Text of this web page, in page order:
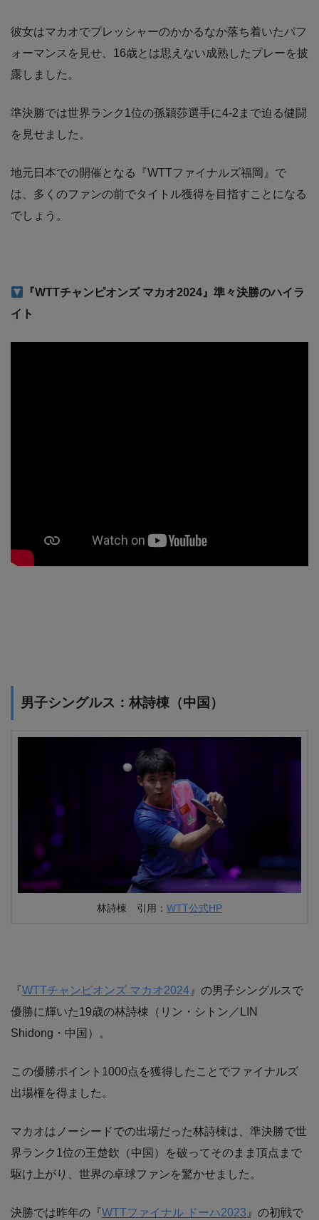
彼女はマカオでプレッシャーのかかるなか落ち着いたパフ
ォーマンスを見せ、16歳とは思えない成熟したプレーを披
露しました。
準決勝では世界ランク1位の孫穎莎選手に4-2まで迫る健闘
を見せました。
地元日本での開催となる『WTTファイナルズ福岡』で
は、多くのファンの前でタイトル獲得を目指すことになる
でしょう。
『WTTチャンピオンズ マカオ2024』準々決勝のハイラ
イト
男子シングルス：林詩棟（中国）
林詩棟 引用： WTT公式HP
『 WTTチャンピオンズ マカオ2024』の男子シングルスで
優勝に輝いた19歳の林詩棟（リン・シトン／LIN
Shidong・中国）。
この優勝ポイント1000点を獲得したことでファイナルズ
出場権を得ました。
マカオはノーシードでの出場だった林詩棟は、準決勝で世
界ランク1位の王楚欽（中国）を破ってそのまま頂点まで
駆け上がり、世界の卓球ファンを驚かせました。
決勝では昨年の『 WTTファイナル ドーハ2023』の初戦で